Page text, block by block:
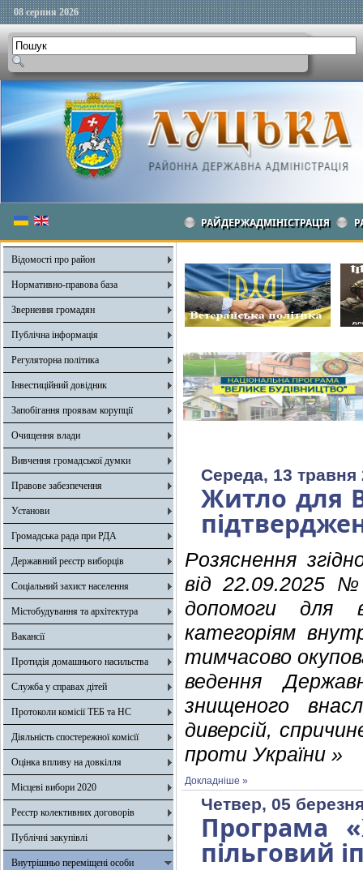
08 серпня 2026
РАЙДЕРЖАДМІНІСТРАЦІЯ
Відомості про район
Нормативно-правова база
Звернення громадян
Публічна інформація
Регуляторна політика
Інвестиційний довідник
Запобігання проявам корупції
Очищення влади
Вивчення громадської думки
Правове забезпечення
Установи
Громадська рада при РДА
Державний реєстр виборців
Соціальний захист населення
Містобудування та архітектура
Вакансії
Протидія домашнього насильства
Служба у справах дітей
Протоколи комісії ТЕБ та НС
Діяльність спостережної комісії
Оцінка впливу на довкілля
Місцеві вибори 2020
Реєстр колективних договорів
Публічні закупівлі
Внутрішньо переміщені особи
Середа, 13 травня
Житло для
Розяснення
від 22.09.2025
допомоги для
категоріям
тимчасово
ведення
знищеного
диверсій,
проти України »
Докладніше »
Четвер, 05
Програма
пільговий